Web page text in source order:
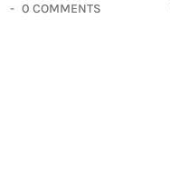
0 COMMENTS